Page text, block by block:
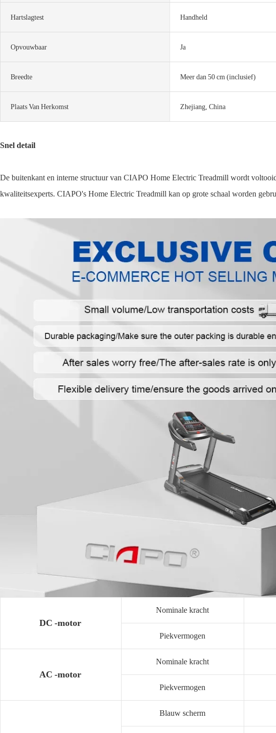
Hartslagtest Handheld
Opvouwbaar Ja
Breedte Meer dan 50 cm (inclusief)
Plaats Van Herkomst Zhejiang, China
Snel detail
De buitenkant en interne structuur van CIAPO Home Electric Treadmill wordt
kwaliteitsexperts. CIAPO's Home Electric Treadmill kan op grote schaal worden
DC -motor
Nominale kracht
Piekvermogen
AC -motor
Nominale kracht
Piekvermogen
Blauw scherm